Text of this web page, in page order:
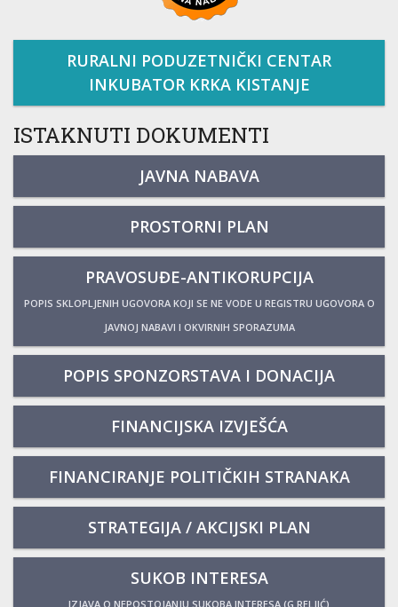
RURALNI PODUZETNIČKI CENTAR
INKUBATOR KRKA KISTANJE
ISTAKNUTI DOKUMENTI
JAVNA NABAVA
PROSTORNI PLAN
PRAVOSUĐE-ANTIKORUPCIJA
POPIS SKLOPLJENIH UGOVORA KOJI SE NE VODE U REGISTRU UGOVORA O
JAVNOJ NABAVI I OKVIRNIH SPORAZUMA
POPIS SPONZORSTAVA I DONACIJA
FINANCIJSKA IZVJEŠĆA
FINANCIRANJE POLITIČKIH STRANAKA
STRATEGIJA / AKCIJSKI PLAN
SUKOB INTERESA
IZJAVA O NEPOSTOJANJU SUKOBA INTERESA (G.RELJIĆ)